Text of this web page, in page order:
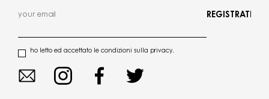
ho letto ed accettato le condizioni sulla privacy.
REGISTRATI